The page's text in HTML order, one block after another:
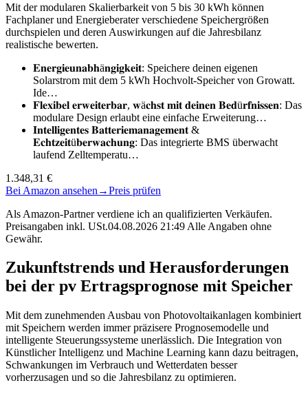
Mit der modularen Skalierbarkeit von 5 bis 30 kWh können
Fachplaner und Energieberater verschiedene Speichergrößen
durchspielen und deren Auswirkungen auf die Jahresbilanz
realistische bewerten.
𝐄𝐧𝐞𝐫𝐠𝐢𝐞𝐮𝐧𝐚𝐛𝐡ä𝐧𝐠𝐢𝐠𝐤𝐞𝐢𝐭: Speichere deinen eigenen
Solarstrom mit dem 5 kWh Hochvolt-Speicher von Growatt.
Ide…
𝐅𝐥𝐞𝐱𝐢𝐛𝐞𝐥 𝐞𝐫𝐰𝐞𝐢𝐭𝐞𝐫𝐛𝐚𝐫, 𝐰ä𝐜𝐡𝐬𝐭 𝐦𝐢𝐭 𝐝𝐞𝐢𝐧𝐞𝐧 𝐁𝐞𝐝ü𝐫𝐟𝐧𝐢𝐬𝐬𝐞𝐧: Das
modulare Design erlaubt eine einfache Erweiterung…
𝐈𝐧𝐭𝐞𝐥𝐥𝐢𝐠𝐞𝐧𝐭𝐞𝐬 𝐁𝐚𝐭𝐭𝐞𝐫𝐢𝐞𝐦𝐚𝐧𝐚𝐠𝐞𝐦𝐞𝐧𝐭 &
𝐄𝐜𝐡𝐭𝐳𝐞𝐢𝐭ü𝐛𝐞𝐫𝐰𝐚𝐜𝐡𝐮𝐧𝐠: Das integrierte BMS überwacht
laufend Zelltemperatu…
1.348,31 €
Bei Amazon ansehen →Preis prüfen
Als Amazon-Partner verdiene ich an qualifizierten Verkäufen.
Preisangaben inkl. USt.04.08.2026 21:49 Alle Angaben ohne
Gewähr.
Zukunftstrends und Herausforderungen
bei der pv Ertragsprognose mit Speicher
Mit dem zunehmenden Ausbau von Photovoltaikanlagen kombiniert
mit Speichern werden immer präzisere Prognosemodelle und
intelligente Steuerungssysteme unerlässlich. Die Integration von
Künstlicher Intelligenz und Machine Learning kann dazu beitragen,
Schwankungen im Verbrauch und Wetterdaten besser
vorherzusagen und so die Jahresbilanz zu optimieren.